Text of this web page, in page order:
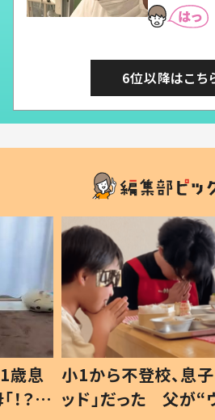
6位以降はこち
歳息
？」
小1から不登校、息子
ッド」だった 父が“